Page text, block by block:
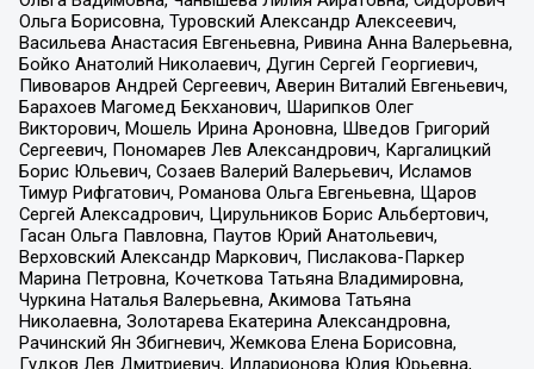
Ольга Борисовна, Туровский Александр Алексеевич,
Васильева Анастасия Евгеньевна, Ривина Анна Валерьевна,
Бойко Анатолий Николаевич, Дугин Сергей Георгиевич,
Пивоваров Андрей Сергеевич, Аверин Виталий Евгеньевич,
Барахоев Магомед Бекханович, Шарипков Олег
Викторович, Мошель Ирина Ароновна, Шведов Григорий
Сергеевич, Пономарев Лев Александрович, Каргалицкий
Борис Юльевич, Созаев Валерий Валерьевич, Исламов
Тимур Рифгатович, Романова Ольга Евгеньевна, Щаров
Сергей Алексадрович, Цирульников Борис Альбертович,
Гасан Ольга Павловна, Паутов Юрий Анатольевич,
Верховский Александр Маркович, Пислакова-Паркер
Марина Петровна, Кочеткова Татьяна Владимировна,
Чуркина Наталья Валерьевна, Акимова Татьяна
Николаевна, Золотарева Екатерина Александровна,
Рачинский Ян Збигневич, Жемкова Елена Борисовна,
Гудков Лев Дмитриевич, Илларионова Юлия Юрьевна,